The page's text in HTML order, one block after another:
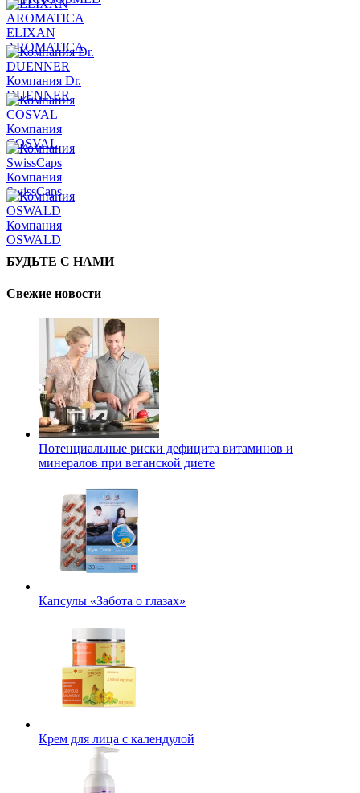
ELIXAN
AROMATICA
Компания Dr.
DUENNER
Компания
COSVAL
Компания
SwissCaps
Компания
OSWALD
БУДЬТЕ С НАМИ
Свежие новости
Потенциальные риски дефицита витаминов и
минералов при веганской диете
Капсулы «Забота о глазах»
Крем для лица с календулой